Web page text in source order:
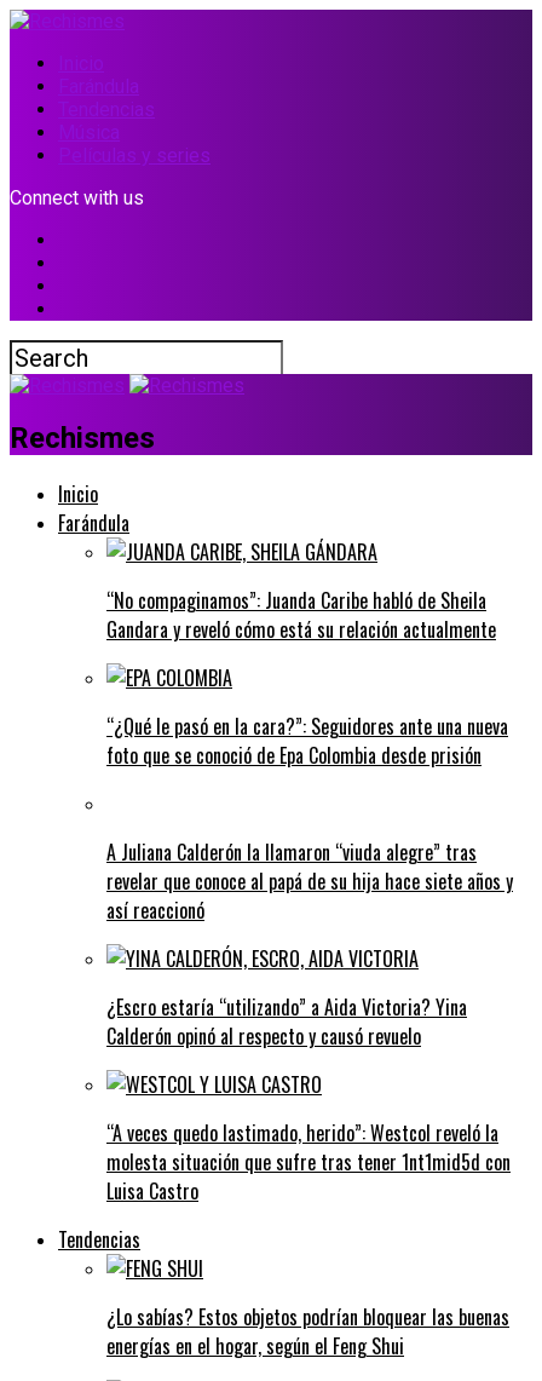
Inicio
Farándula
Tendencias
Música
Películas y series
Connect with us
Rechismes
Inicio
Farándula
“No compaginamos”: Juanda Caribe habló de Sheila
Gandara y reveló cómo está su relación actualmente
“¿Qué le pasó en la cara?”: Seguidores ante una nueva
foto que se conoció de Epa Colombia desde prisión
A Juliana Calderón la llamaron “viuda alegre” tras
revelar que conoce al papá de su hija hace siete años y
así reaccionó
¿Escro estaría “utilizando” a Aida Victoria? Yina
Calderón opinó al respecto y causó revuelo
“A veces quedo lastimado, herido”: Westcol reveló la
molesta situación que sufre tras tener 1nt1mid5d con
Luisa Castro
Tendencias
¿Lo sabías? Estos objetos podrían bloquear las buenas
energías en el hogar, según el Feng Shui